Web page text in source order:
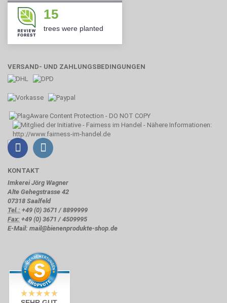
15
trees were planted
VERSAND- UND ZAHLUNGSBEDINGUNGEN
KONTAKT
Imkerei Jörg Wagner
Alte Gehegstrasse 42
07318 Saalfeld
Tel.: +49 (0) 3671 / 8899999
Fax: +49 (0) 3671 / 4509995
E-Mail: mail@bienenprodukte-shop.de